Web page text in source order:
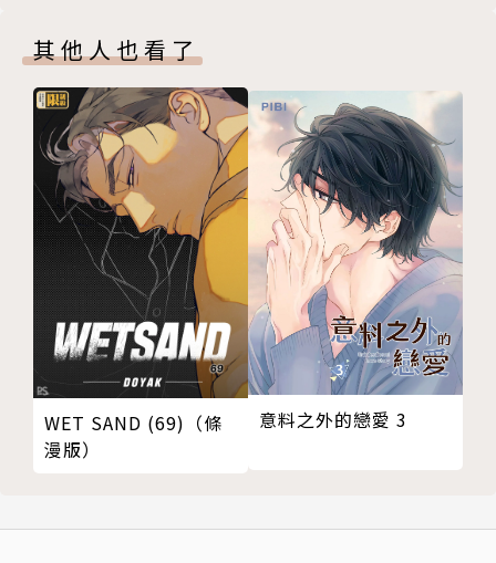
其他人也看了
WET SAND (69)（條
漫版）
意料之外的戀愛 3